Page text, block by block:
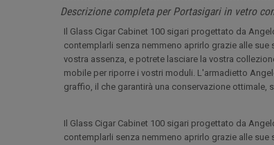
Descrizione completa per Portasigari in vetro
Il Glass Cigar Cabinet 100 sigari progettato da
contemplarli senza nemmeno aprirlo grazie alle sue
vostra assenza, e potrete lasciare la vostra
mobile per riporre i vostri moduli. L'armadietto
graffio, il che garantirà una conservazione ottimale,
Il Glass Cigar Cabinet 100 sigari progettato da
contemplarli senza nemmeno aprirlo grazie alle sue